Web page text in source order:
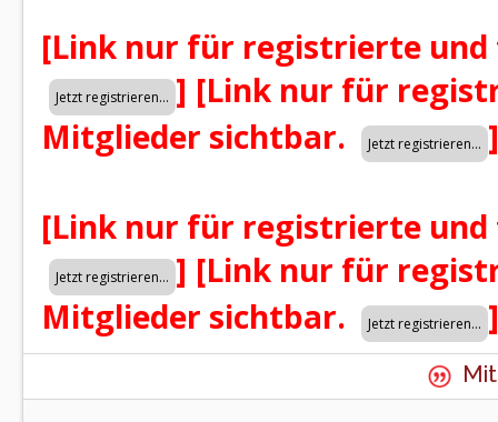
[Link nur für registrierte
] [Link nur für
Mitglieder sichtbar.
]
[Link nur für registrierte
] [Link nur für
Mitglieder sichtbar.
]